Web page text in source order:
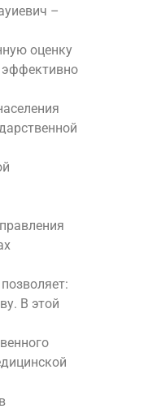
–
оценку
эффективно
В этой